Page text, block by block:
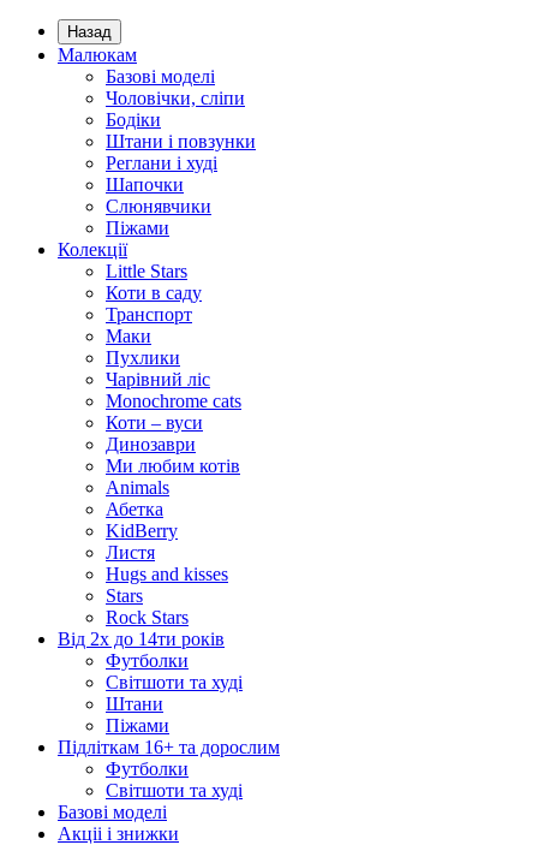
Назад
Малюкам
Базові моделі
Чоловічки, сліпи
Бодіки
Штани і повзунки
Реглани і худі
Шапочки
Слюнявчики
Піжами
Колекції
Little Stars
Коти в саду
Транспорт
Маки
Пухлики
Чарівний ліс
Monochrome cats
Коти – вуси
Динозаври
Ми любим котів
Animals
Абетка
KidBerry
Листя
Hugs and kisses
Stars
Rock Stars
Від 2х до 14ти років
Футболки
Світшоти та худі
Штани
Піжами
Підліткам 16+ та дорослим
Футболки
Світшоти та худі
Базові моделі
Акціі і знижки